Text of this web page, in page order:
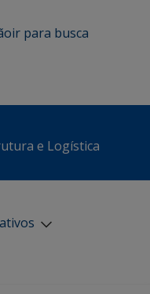
ir para busca
e Logística